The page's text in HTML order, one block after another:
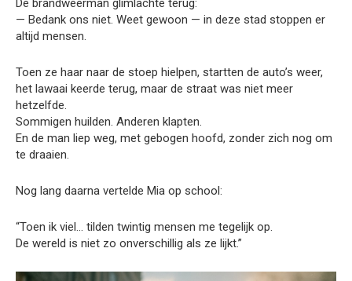
De brandweerman glimlachte terug:
— Bedank ons niet. Weet gewoon — in deze stad stoppen er
altijd mensen.
Toen ze haar naar de stoep hielpen, startten de auto’s weer,
het lawaai keerde terug, maar de straat was niet meer
hetzelfde.
Sommigen huilden. Anderen klapten.
En de man liep weg, met gebogen hoofd, zonder zich nog om
te draaien.
Nog lang daarna vertelde Mia op school:
“Toen ik viel… tilden twintig mensen me tegelijk op.
De wereld is niet zo onverschillig als ze lijkt.”